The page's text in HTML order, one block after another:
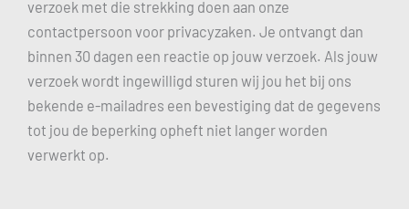
verzoek met die strekking doen aan onze
contactpersoon voor privacyzaken. Je ontvangt dan
binnen 30 dagen een reactie op jouw verzoek. Als jouw
verzoek wordt ingewilligd sturen wij jou het bij ons
bekende e-mailadres een bevestiging dat de gegevens
tot jou de beperking opheft niet langer worden
verwerkt op.